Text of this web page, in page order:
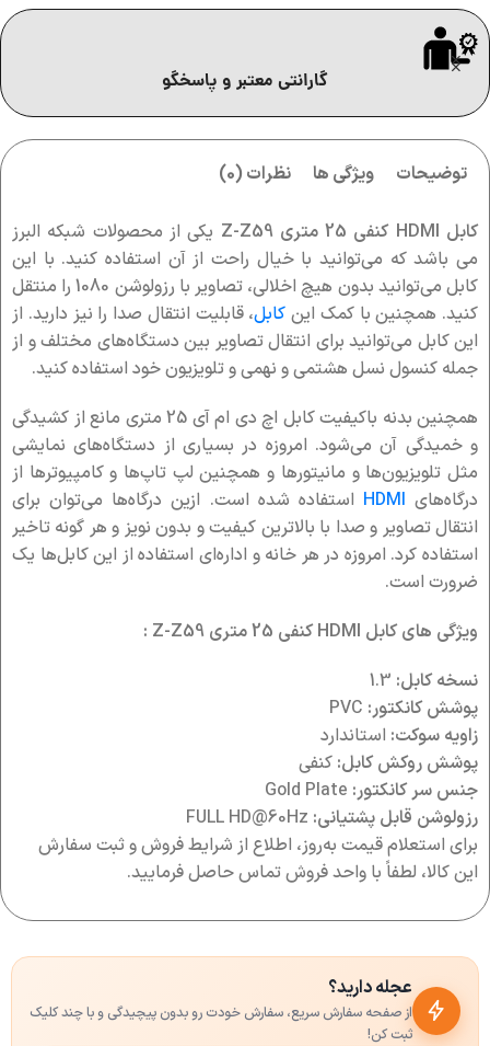
گارانتی معتبر و پاسخگو
توضیحات ویژگی ها نظرات (0)
کابل HDMI کنفی 25 متری Z-Z59
یکی از محصولات شبکه البرز
می باشد که می‌توانید با خیال راحت از آن استفاده کنید. با این
کابل می‌توانید بدون هیچ اخلالی، تصاویر با رزولوشن 1080 را منتقل
کنید. همچنین با کمک این کابل، قابلیت انتقال صدا را نیز دارید. از
این کابل می‌توانید برای انتقال تصاویر بین دستگاه‌های مختلف و از
جمله کنسول نسل هشتمی و نهمی و تلویزیون خود استفاده کنید.
همچنین بدنه باکیفیت کابل اچ دی ام آی 25 متری مانع از کشیدگی
و خمیدگی آن می‌شود. امروزه در بسیاری از دستگاه‌های نمایشی
مثل تلویزیون‌ها و مانیتورها و همچنین لپ تاپ‌ها و کامپیوترها از
درگاه‌های HDMI استفاده شده است. ازین درگاه‌ها می‌توان برای
انتقال تصاویر و صدا با بالاترین کیفیت و بدون نویز و هر گونه تاخیر
استفاده کرد. امروزه در هر خانه و اداره‌ای استفاده از این کابل‌ها یک
ضرورت است.
ویژگی های کابل HDMI کنفی 25 متری Z-Z59 :
نسخه کابل:
پوشش کانکتور:
زاویه سوکت: استاندارد
پوشش روکش کابل: کنفی
جنس سر کانکتور:
رزولوشن قابل پشتیانی:
برای استعلام قیمت به‌روز، اطلاع از شرایط فروش و ثبت سفارش
این کالا، لطفاً با واحد فروش تماس حاصل فرمایید.
عجله دارید؟
از صفحه سفارش سریع، سفارش خودت رو بدون پیچیدگی و با چند کلیک
ثبت کن!